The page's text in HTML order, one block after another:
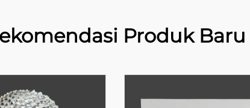
Produk Baru